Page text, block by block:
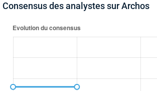
Consensus des analystes sur Archos